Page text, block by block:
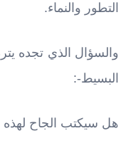
التطور والنماء.
والسؤال الذي تجده
البسيط-:
هل سيكتب الجاح لهذه